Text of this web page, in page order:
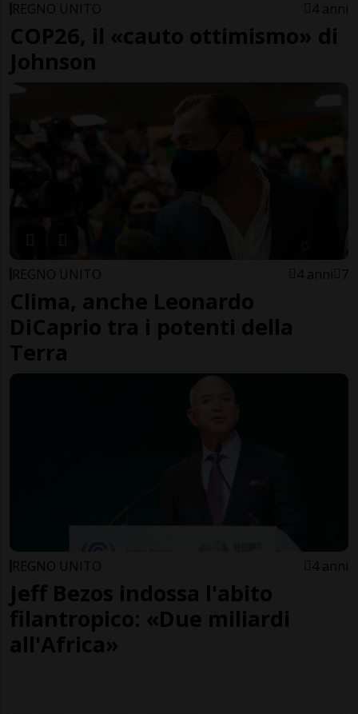
REGNO UNITO 4 anni
COP26, il «cauto ottimismo» di
Johnson
REGNO UNITO 4 anni 7
Clima, anche Leonardo
DiCaprio tra i potenti della
Terra
REGNO UNITO 4 anni
Jeff Bezos indossa l'abito
filantropico: «Due miliardi
all'Africa»